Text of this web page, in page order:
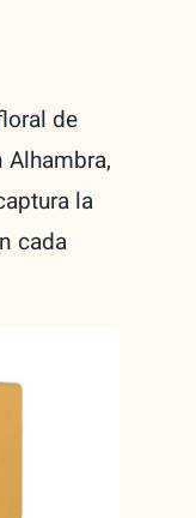
de
la
cada